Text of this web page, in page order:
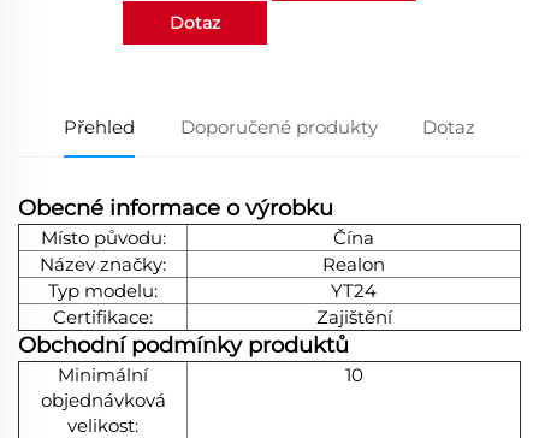
Dotaz
Přehled Doporučené produkty Dotaz
Obecné informace o výrobku
Místo původu:
Čína
Název značky:
Realon
Typ modelu:
YT24
Certifikace:
Zajištění
Obchodní podmínky produktů
Minimální
objednávková
velikost:
10